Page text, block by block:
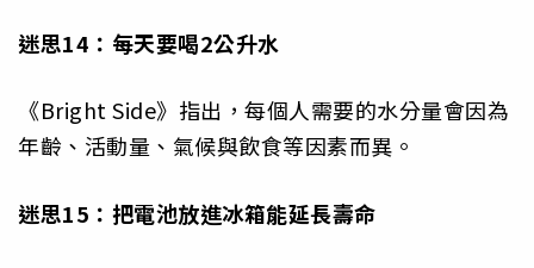
迷思14：每天要喝2公升水
《Bright Side》指出，每個人需要的水分量會因為
年齡、活動量、氣候與飲食等因素而異。
迷思15：把電池放進冰箱能延長壽命